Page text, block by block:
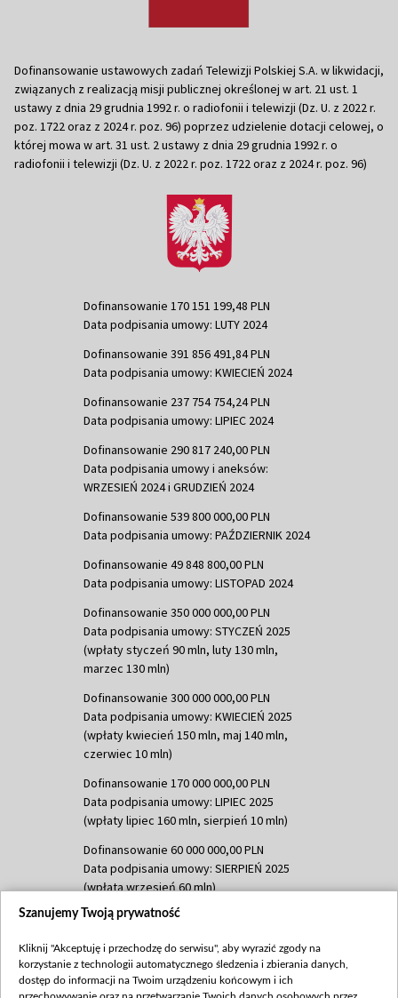
Dofinansowanie ustawowych zadań Telewizji Polskiej S.A. w likwidacji,
związanych z realizacją misji publicznej określonej w art. 21 ust. 1
ustawy z dnia 29 grudnia 1992 r. o radiofonii i telewizji (Dz. U. z 2022 r.
poz. 1722 oraz z 2024 r. poz. 96) poprzez udzielenie dotacji celowej, o
której mowa w art. 31 ust. 2 ustawy z dnia 29 grudnia 1992 r. o
radiofonii i telewizji (Dz. U. z 2022 r. poz. 1722 oraz z 2024 r. poz. 96)
Dofinansowanie 170 151 199,48 PLN
Data podpisania umowy: LUTY 2024
Dofinansowanie 391 856 491,84 PLN
Data podpisania umowy: KWIECIEŃ 2024
Dofinansowanie 237 754 754,24 PLN
Data podpisania umowy: LIPIEC 2024
Dofinansowanie 290 817 240,00 PLN
Data podpisania umowy i aneksów:
WRZESIEŃ 2024 i GRUDZIEŃ 2024
Dofinansowanie 539 800 000,00 PLN
Data podpisania umowy: PAŹDZIERNIK 2024
Dofinansowanie 49 848 800,00 PLN
Data podpisania umowy: LISTOPAD 2024
Dofinansowanie 350 000 000,00 PLN
Data podpisania umowy: STYCZEŃ 2025
(wpłaty styczeń 90 mln, luty 130 mln,
marzec 130 mln)
Dofinansowanie 300 000 000,00 PLN
Data podpisania umowy: KWIECIEŃ 2025
(wpłaty kwiecień 150 mln, maj 140 mln,
czerwiec 10 mln)
Dofinansowanie 170 000 000,00 PLN
Data podpisania umowy: LIPIEC 2025
(wpłaty lipiec 160 mln, sierpień 10 mln)
Dofinansowanie 60 000 000,00 PLN
Data podpisania umowy: SIERPIEŃ 2025
(wpłata wrzesień 60 mln)
Dofinansowanie 635 783 051,21 PLN
(wpłata wrzesień 100 mln, październik 350
mln, listopad 265 mln)
Szanujemy Twoją prywatność
Kliknij "Akceptuję i przechodzę do serwisu", aby wyrazić zgody na
korzystanie z technologii automatycznego śledzenia i zbierania danych,
dostęp do informacji na Twoim urządzeniu końcowym i ich